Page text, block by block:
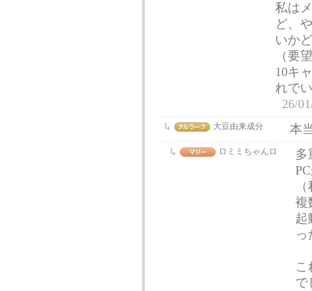
私は
ど、
いか
（要
10キ
れで
26/
大豆由来成分 本
ロミミちゃんロ
多
複
起
っ
こ
で